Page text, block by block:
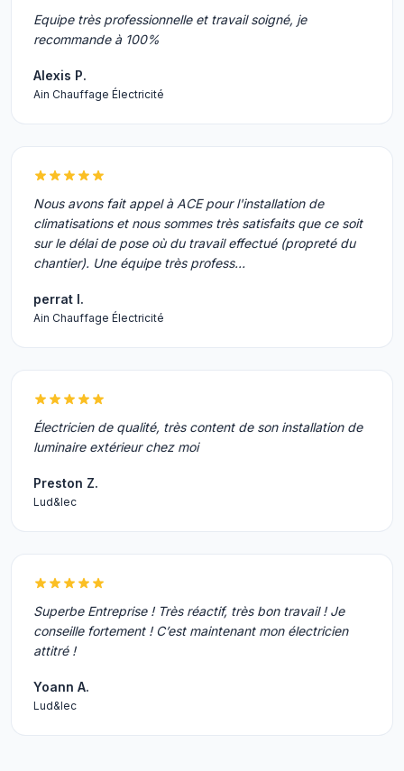
Equipe très professionnelle et travail soigné, je
recommande à 100%
Alexis P.
Ain Chauffage Électricité
Nous avons fait appel à ACE pour l'installation de
climatisations et nous sommes très satisfaits que ce soit
sur le délai de pose où du travail effectué (propreté du
chantier). Une équipe très profess…
perrat I.
Ain Chauffage Électricité
Électricien de qualité, très content de son installation de
luminaire extérieur chez moi
Preston Z.
Lud&lec
Superbe Entreprise ! Très réactif, très bon travail ! Je
conseille fortement ! C’est maintenant mon électricien
attitré !
Yoann A.
Lud&lec